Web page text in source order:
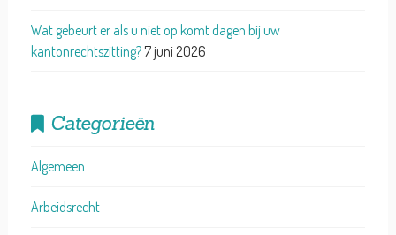
Wat gebeurt er als u niet op komt dagen bij uw
kantonrechtszitting?7 juni 2026
Categorieën
Algemeen
Arbeidsrecht